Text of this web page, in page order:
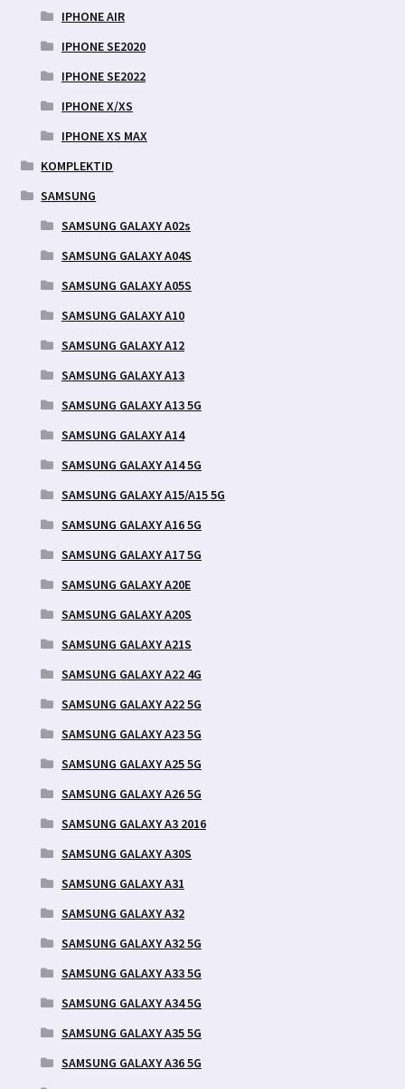
IPHONE AIR
IPHONE SE2020
IPHONE SE2022
IPHONE X/XS
IPHONE XS MAX
KOMPLEKTID
SAMSUNG
SAMSUNG GALAXY A02s
SAMSUNG GALAXY A04S
SAMSUNG GALAXY A05S
SAMSUNG GALAXY A10
SAMSUNG GALAXY A12
SAMSUNG GALAXY A13
SAMSUNG GALAXY A13 5G
SAMSUNG GALAXY A14
SAMSUNG GALAXY A14 5G
SAMSUNG GALAXY A15/A15 5G
SAMSUNG GALAXY A16 5G
SAMSUNG GALAXY A17 5G
SAMSUNG GALAXY A20E
SAMSUNG GALAXY A20S
SAMSUNG GALAXY A21S
SAMSUNG GALAXY A22 4G
SAMSUNG GALAXY A22 5G
SAMSUNG GALAXY A23 5G
SAMSUNG GALAXY A25 5G
SAMSUNG GALAXY A26 5G
SAMSUNG GALAXY A3 2016
SAMSUNG GALAXY A30S
SAMSUNG GALAXY A31
SAMSUNG GALAXY A32
SAMSUNG GALAXY A32 5G
SAMSUNG GALAXY A33 5G
SAMSUNG GALAXY A34 5G
SAMSUNG GALAXY A35 5G
SAMSUNG GALAXY A36 5G